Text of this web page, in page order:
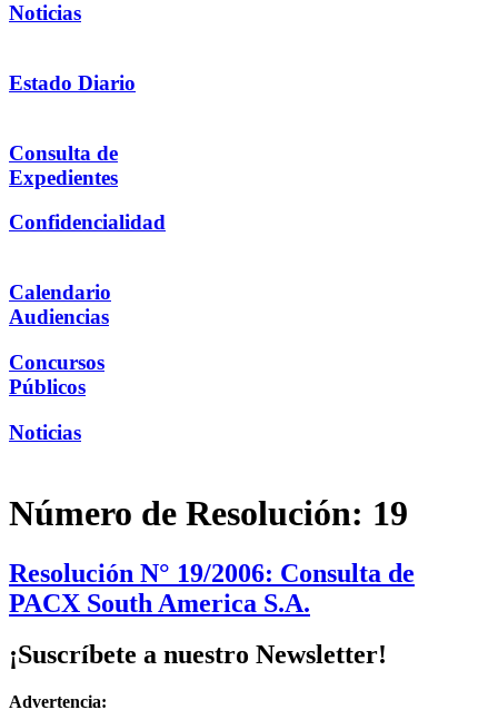
Noticias
Estado Diario
Consulta de
Expedientes
Confidencialidad
Calendario
Audiencias
Concursos
Públicos
Noticias
Número de Resolución: 19
Resolución N° 19/2006: Consulta de
PACX South America S.A.
¡Suscríbete a nuestro Newsletter!
Advertencia: